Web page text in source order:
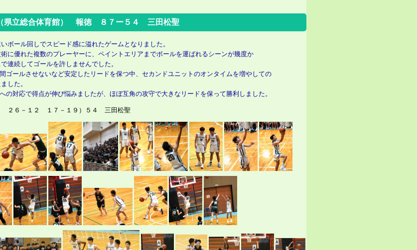
立総合体育館） 報徳 ８７ー５４ 三田松聖
ボール回しでスピード感に溢れたゲームとなりました。
に優れた複数のプレーヤーに、ペイントエリアまでボールを運ばれるシーンが幾度か
連続してゴールを許しませんでした。
ゴールさせないなど安定したリードを保つ中、セカンドユニットのオンタイムを増やしての
した。
の対応で得点が伸び悩みましたが、ほぼ互角の攻守で大きなリードを保って勝利しました。
６－１２ １７－１９）５４ 三田松聖